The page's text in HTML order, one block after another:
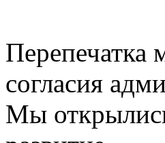
Перепечатка
согласия
Мы